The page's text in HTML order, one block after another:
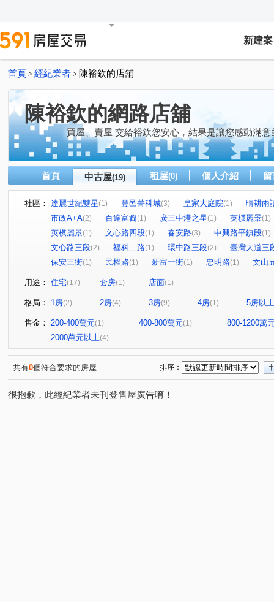
新建案
首頁 > 經紀業者 > 陳裕欽的店舖
陳裕欽的網路店舖
買屋、賣屋 交給裕欽您安心，結果是讓您感動滿意
首頁 中古屋(19) 租屋(0) 個人介紹
社區： 達麗世紀雙星(1) 豐邑菁科城(3) 皇家大庭院(1)
晴耕雨
市政A+A(2) 百達富裔(1) 廣三中港之星(1) 英棋麗景(1)
英棋麗景(1) 文心路四段(1) 春安路(3) 中興路平鎮段(1)
文心路三段(2) 福科二路(1) 環中路三段(2)
臺灣大道三
保安三街(1) 民權路(1) 新富一街(1) 忠明路(1) 文山
用途： 住宅(17) 套房(1) 店面(1)
格局： 1房(2) 2房(4) 3房(9) 4房(1) 5房以上
售金： 200-400萬元(1) 400-800萬元(1)
800-1200萬
2000萬元以上(4)
共有0個符合要求的房屋 排序：
很抱歉，此經紀業者未刊登售屋廣告唷！